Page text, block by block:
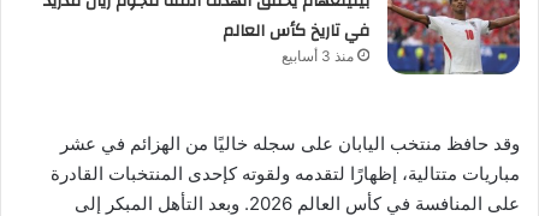
في تاريخ كأس العالم
منذ 3 أسابيع
وقد حافظ منتخب اليابان على سجله خاليًا من الهزائم في عشر
مباريات متتالية، إظهارًا لتقدمه ولقوته كإحدى المنتخبات القادرة
على المنافسة في كأس العالم 2026. وبعد التأهل المبكر إلى